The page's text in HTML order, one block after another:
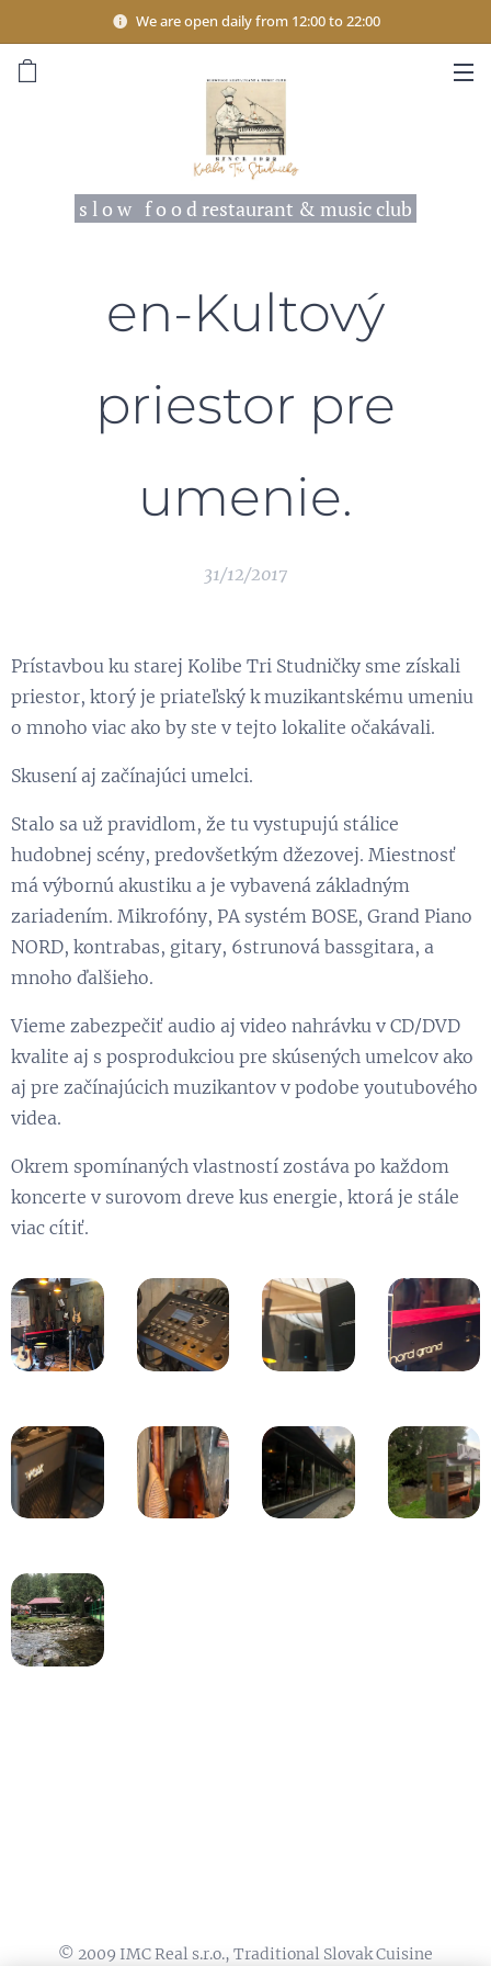
We are open daily from 12:00 to 22:00
s l o w f o o d restaurant & music club
en-Kultový
priestor pre
umenie.
31/12/2017
Prístavbou ku starej Kolibe Tri Studničky sme získali
priestor, ktorý je priateľský k muzikantskému umeniu
o mnoho viac ako by ste v tejto lokalite očakávali.
Skusení aj začínajúci umelci.
Stalo sa už pravidlom, že tu vystupujú stálice
hudobnej scény, predovšetkým džezovej. Miestnosť
má výbornú akustiku a je vybavená základným
zariadením. Mikrofóny, PA systém BOSE, Grand Piano
NORD, kontrabas, gitary, 6strunová bassgitara, a
mnoho ďalšieho.
Vieme zabezpečiť audio aj video nahrávku v CD/DVD
kvalite aj s posprodukciou pre skúsených umelcov ako
aj pre začínajúcich muzikantov v podobe youtubového
videa.
Okrem spomínaných vlastností zostáva po každom
koncerte v surovom dreve kus energie, ktorá je stále
viac cítiť.
© 2009 IMC Real s.r.o., Traditional Slovak Cuisine